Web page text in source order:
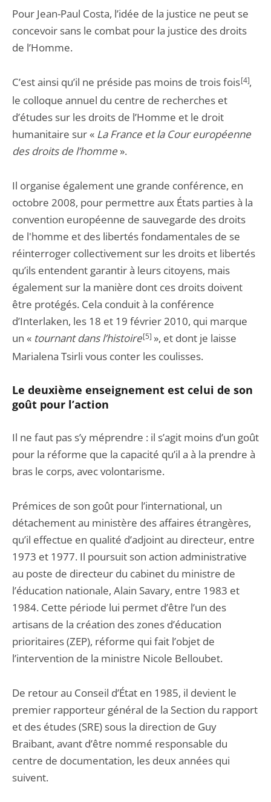
Pour Jean-Paul Costa, l’idée de la justice ne peut se
concevoir sans le combat pour la justice des droits
de l’Homme.
C’est ainsi qu’il ne préside pas moins de trois fois[4],
le colloque annuel du centre de recherches et
d’études sur les droits de l’Homme et le droit
humanitaire sur « La France et la Cour européenne
des droits de l’homme ».
Il organise également une grande conférence, en
octobre 2008, pour permettre aux États parties à la
convention européenne de sauvegarde des droits
de l'homme et des libertés fondamentales de se
réinterroger collectivement sur les droits et libertés
qu’ils entendent garantir à leurs citoyens, mais
également sur la manière dont ces droits doivent
être protégés. Cela conduit à la conférence
d’Interlaken, les 18 et 19 février 2010, qui marque
un « tournant dans l’histoire[5] », et dont je laisse
Marialena Tsirli vous conter les coulisses.
Le deuxième enseignement est celui de son
goût pour l’action
Il ne faut pas s’y méprendre : il s’agit moins d’un goût
pour la réforme que la capacité qu’il a à la prendre à
bras le corps, avec volontarisme.
Prémices de son goût pour l’international, un
détachement au ministère des affaires étrangères,
qu’il effectue en qualité d’adjoint au directeur, entre
1973 et 1977. Il poursuit son action administrative
au poste de directeur du cabinet du ministre de
l’éducation nationale, Alain Savary, entre 1983 et
1984. Cette période lui permet d’être l’un des
artisans de la création des zones d’éducation
prioritaires (ZEP), réforme qui fait l’objet de
l’intervention de la ministre Nicole Belloubet.
De retour au Conseil d’État en 1985, il devient le
premier rapporteur général de la Section du rapport
et des études (SRE) sous la direction de Guy
Braibant, avant d’être nommé responsable du
centre de documentation, les deux années qui
suivent.